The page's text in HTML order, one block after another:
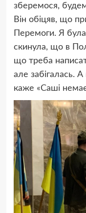
зберемося,
Він обіцяв, що
Перемоги. Я була
скинула, що в
що треба
але забігалась.
каже «Саші